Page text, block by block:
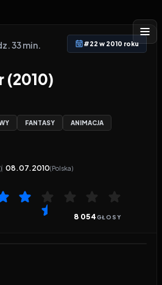
33 min. #22 w 2010 roku
(2010)
FANTASY ANIMACJA
08.07.2010(Polska)
8 054GŁOSY